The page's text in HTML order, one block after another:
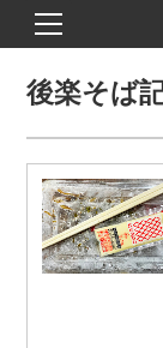
後楽そば